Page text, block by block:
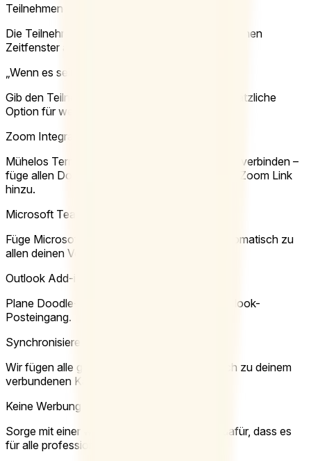
Teilnehmende auf eine Zeitoption begrenzen
Die Teilnehmenden können nur eines der möglichen
Zeitfenster als Präferenz auswählen.
„Wenn es sein muss“-Antworten
Gib den Teilnehmenden bei Umfragen eine zusätzliche
Option für weniger bevorzugte Termine.
Zoom Integration
Mühelos Terminplanung mit Videokonferenzen verbinden –
füge allen Doodle Meetings automatisch einen Zoom Link
hinzu.
Microsoft Teams Integration
Füge Microsoft Teams Videokonferenzen automatisch zu
allen deinen Veranstaltungen hinzu.
Outlook Add-in
Plane Doodle-Meetings direkt aus deinem Outlook-
Posteingang.
Synchronisiere Termine mit deinem Kalender
Wir fügen alle gebuchten Termine automatisch zu deinem
verbundenen Kalender hinzu.
Keine Werbung
Sorge mit einer werbefreien Terminplanung dafür, dass es
für alle professionell bleibt.